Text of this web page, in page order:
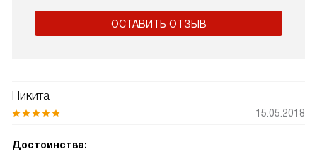
ОСТАВИТЬ ОТЗЫВ
Никита
15.05.2018
Достоинства: